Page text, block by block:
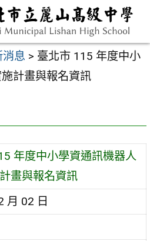
消息 > 臺北市 115 年度中小
計畫與報名資訊
年度中小學資通訊機器人
畫與報名資訊
月 02 日